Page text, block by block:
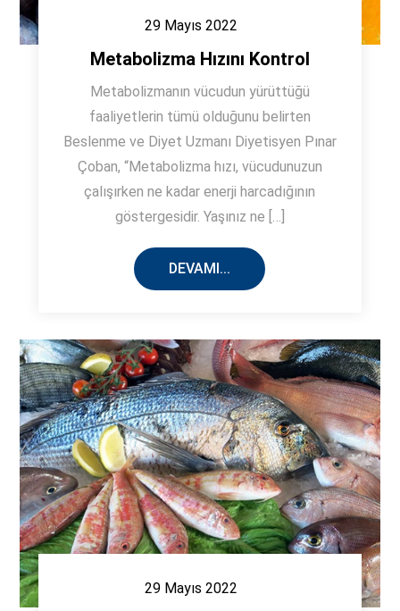
29 Mayıs 2022
Metabolizma Hızını Kontrol
Metabolizmanın vücudun yürüttüğü
faaliyetlerin tümü olduğunu belirten
Beslenme ve Diyet Uzmanı Diyetisyen Pınar
Çoban, “Metabolizma hızı, vücudunuzun
çalışırken ne kadar enerji harcadığının
göstergesidir. Yaşınız ne […]
DEVAMI...
29 Mayıs 2022